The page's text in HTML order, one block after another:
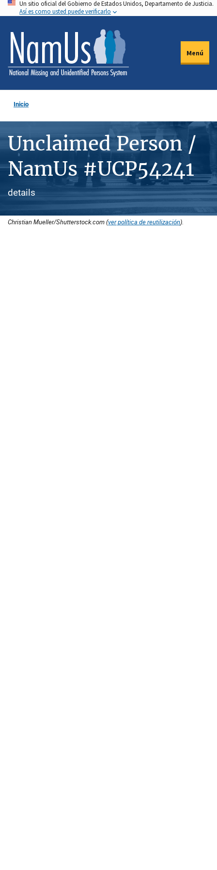
Pasar
al
contenido
principal
Un sitio oficial del Gobierno de Estados Unidos, Departamento de Justicia.
Así es como usted puede verificarlo
Menú
Inicio
Unclaimed Person /
NamUs #UCP54241
details
Christian Mueller/Shutterstock.com (ver política de reutilización).